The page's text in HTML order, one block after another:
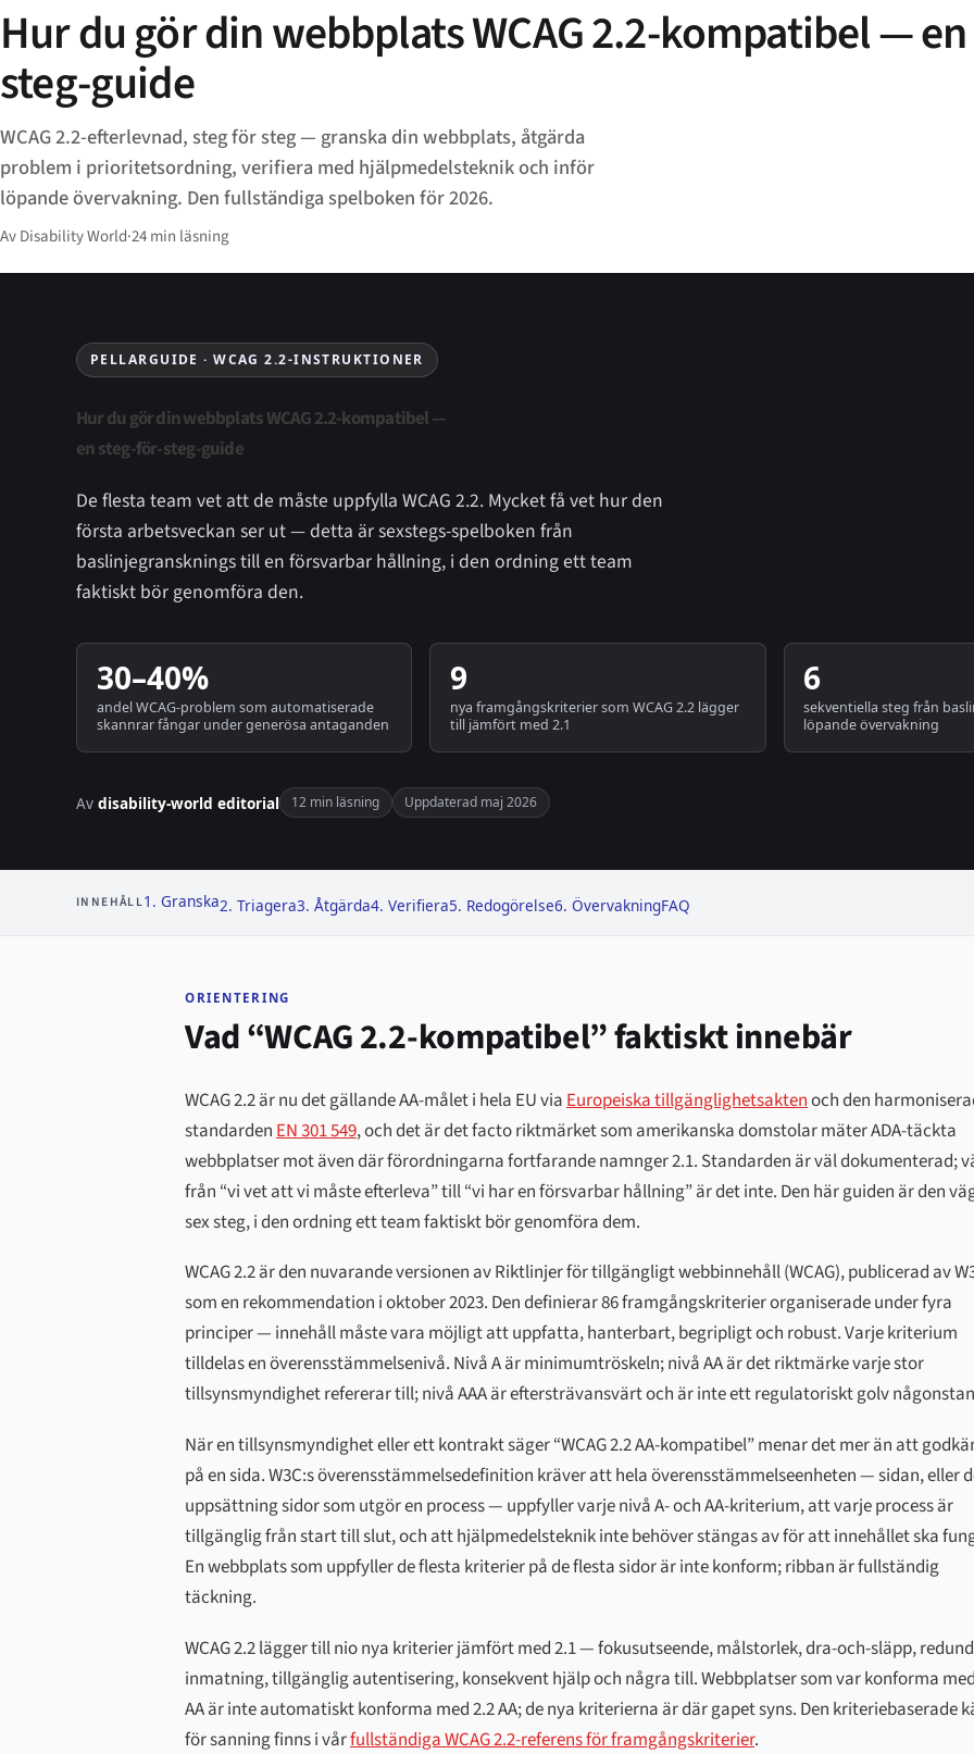
Hur du gör din webbplats WCAG 2.2-kompatibel —
steg-guide
WCAG 2.2-efterlevnad, steg för steg — granska din webbplats, åtgärda
problem i prioritetsordning, verifiera med hjälpmedelsteknik och inför
löpande övervakning. Den fullständiga spelboken för 2026.
Av Disability World·24 min läsning
PELLARGUIDE · WCAG 2.2-INSTRUKTIONER
Hur du gör din webbplats WCAG 2.2-kompatibel —
en steg-för-steg-guide
De flesta team vet att de måste uppfylla WCAG 2.2. Mycket få vet hur den
första arbetsveckan ser ut — detta är sexstegs-spelboken från
baslinjegransknings till en försvarbar hållning, i den ordning ett team
faktiskt bör genomföra den.
30–40%
andel WCAG-problem som automatiserade
skannrar fångar under generösa antaganden
9
nya framgångskriterier som WCAG 2.2 lägger
till jämfört med 2.1
6
sekventiella steg från
löpande övervakning
Av disability-world editorial 12 min läsning Uppdaterad maj 2026
INNEHÅLL1. Granska2. Triagera3. Åtgärda4. Verifiera5. Redogörelse6. ÖvervakningFAQ
ORIENTERING
Vad “WCAG 2.2-kompatibel” faktiskt innebär
WCAG 2.2 är nu det gällande AA-målet i hela EU via Europeiska tillgänglighetsaktenoch den
standarden EN 301 549, och det är det facto riktmärket som amerikanska domstolar mäter ADA-täckta
webbplatser mot även där förordningarna fortfarande namnger 2.1. Standarden är väl dokumenterad;
från “vi vet att vi måste efterleva” till “vi har en försvarbar hållning” är det inte. Den här guiden är den
sex steg, i den ordning ett team faktiskt bör genomföra dem.
WCAG 2.2 är den nuvarande versionen av Riktlinjer för tillgängligt webbinnehåll (WCAG), publicerad av
som en rekommendation i oktober 2023. Den definierar 86 framgångskriterier organiserade under fyra
principer — innehåll måste vara möjligt att uppfatta, hanterbart, begripligt och robust. Varje kriterium
tilldelas en överensstämmelsenivå. Nivå A är minimumtröskeln; nivå AA är det riktmärke varje stor
tillsynsmyndighet refererar till; nivå AAA är eftersträvansvärt och är inte ett regulatoriskt golv
När en tillsynsmyndighet eller ett kontrakt säger “WCAG 2.2 AA-kompatibel” menar det mer än att
på en sida. W3C:s överensstämmelsedefinition kräver att hela överensstämmelseenheten — sidan, eller
uppsättning sidor som utgör en process — uppfyller varje nivå A- och AA-kriterium, att varje process är
tillgänglig från start till slut, och att hjälpmedelsteknik inte behöver stängas av för att innehållet ska
En webbplats som uppfyller de flesta kriterier på de flesta sidor är inte konform; ribban är fullständig
täckning.
WCAG 2.2 lägger till nio nya kriterier jämfört med 2.1 — fokusutseende, målstorlek, dra-och-släpp,
inmatning, tillgänglig autentisering, konsekvent hjälp och några till. Webbplatser som var konforma
AA är inte automatiskt konforma med 2.2 AA; de nya kriterierna är där gapet syns. Den kriteriebaserade
för sanning finns i vårfullständiga WCAG 2.2-referens för framgångskriterier.